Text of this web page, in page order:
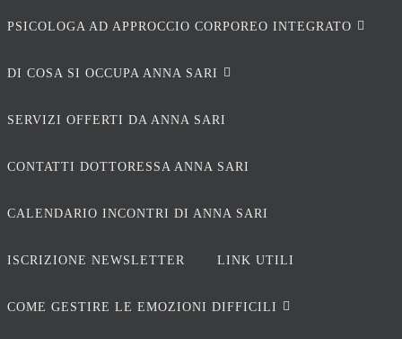
PSICOLOGA AD APPROCCIO CORPOREO INTEGRATO
DI COSA SI OCCUPA ANNA SARI
SERVIZI OFFERTI DA ANNA SARI
CONTATTI DOTTORESSA ANNA SARI
CALENDARIO INCONTRI DI ANNA SARI
ISCRIZIONE NEWSLETTER LINK UTILI
COME GESTIRE LE EMOZIONI DIFFICILI